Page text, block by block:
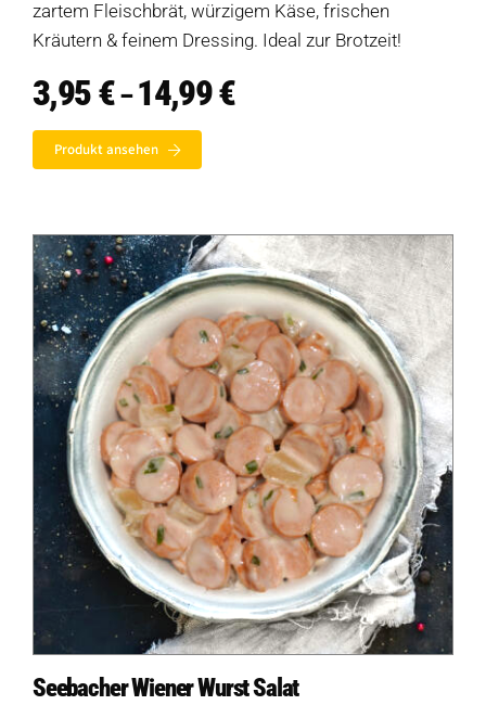
zartem Fleischbrät, würzigem Käse, frischen
Kräutern & feinem Dressing. Ideal zur Brotzeit!
3,95€ –14,99€Preisspanne:
3,95 €
Produkt ansehen
Seebacher Wiener Wurst Salat
Auf dieser Seite
Beschreibung
Wo kannst du dieses Produkt kaufen?
Produktempfehlungen
Weitere Ressourcen
Hofladen Seebach
Verkaufswagen-Tour
Weitere Verkaufsstellen
Über uns
Diese Seite teilen